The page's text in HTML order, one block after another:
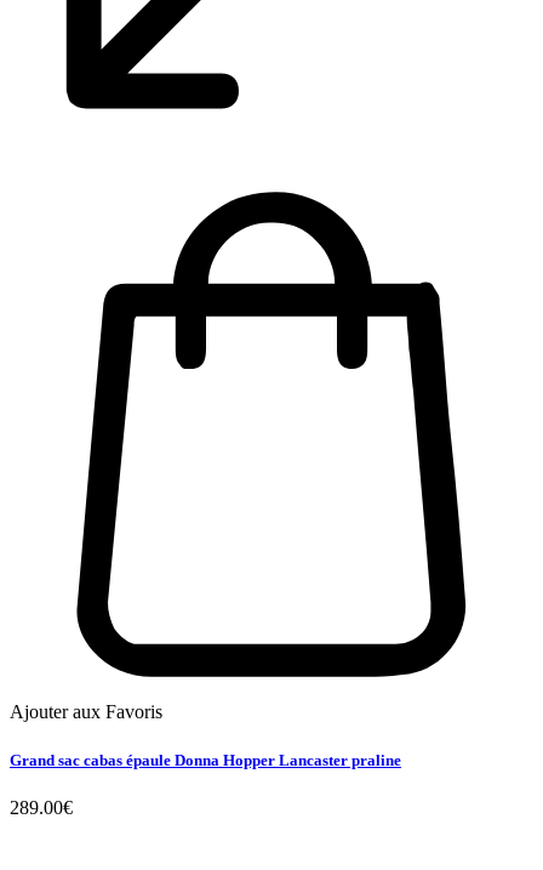
Ajouter aux Favoris
Grand sac cabas épaule Donna Hopper Lancaster praline
289.00€